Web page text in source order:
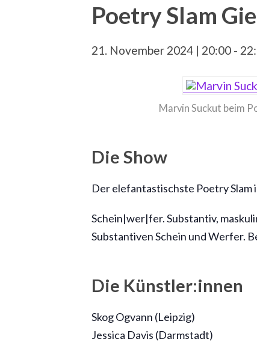
Poetry Slam
21. November 2024 | 20:00 -
Marvin Suckut beim
Die Show
Der elefantastischste Poetry Slam
Schein|wer|fer. Substantiv,
Substantiven Schein und Werfer.
Die Künstler:innen
Skog Ogvann (Leipzig)
Jessica Davis (Darmstadt)